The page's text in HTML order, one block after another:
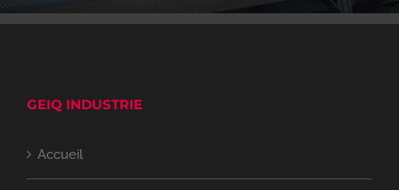
GEIQ INDUSTRIE
Accueil